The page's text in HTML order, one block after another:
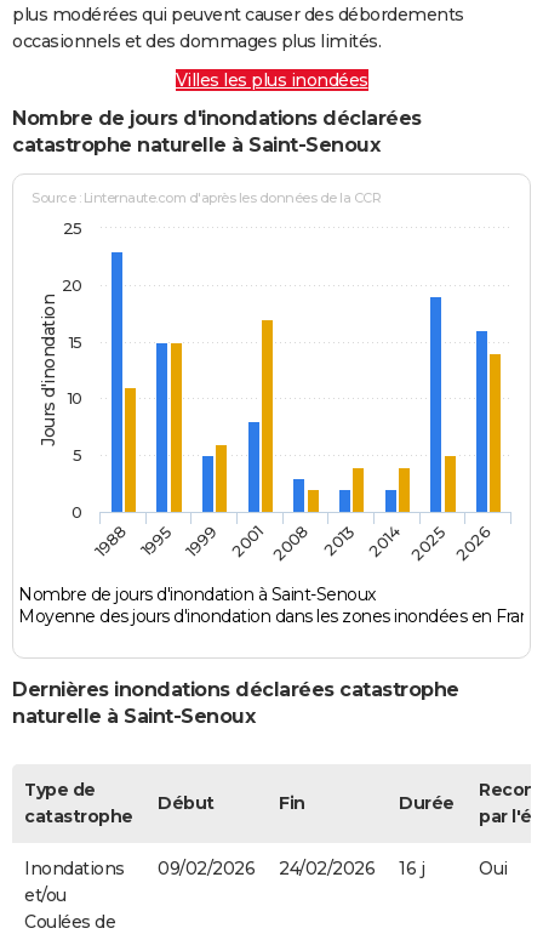
plus modérées qui peuvent causer des débordements
occasionnels et des dommages plus limités.
Villes les plus inondées
Nombre de jours d'inondations déclarées
catastrophe naturelle à Saint-Senoux
Jours d'inondation
Source : Linternaute.com d'après les données de la CCR
Nombre de jours d'inondation à Saint-Senoux
Moyenne des jours d'inondation dans les zones inondées en
1988 1995 1999 2001 2008 2013 2014 2025 2026
0
5
10
15
20
25
Dernières inondations déclarées catastrophe
naturelle à Saint-Senoux
Type de
catastrophe
Début Fin Durée
par
Inondations
et/ou
Coulées de
09/02/2026 24/02/2026 16 j Oui